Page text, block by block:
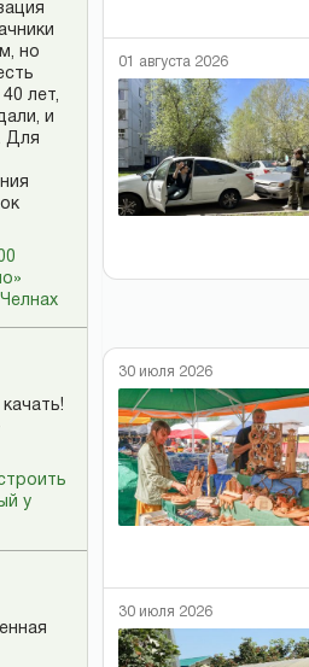
но
лет,
и
Для
у
01 августа 2026
30 июля 2026
30 июля 2026